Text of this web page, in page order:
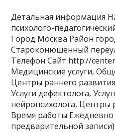
Детальная информация
психолого-
Город Москва Район
Староконюшенный
Телефон Сайт http://
Медицинские услуги,
Центры раннего
Услуги дефектолога,
нейропсихолога, Центры
Время работы Ежедневно
предварительной